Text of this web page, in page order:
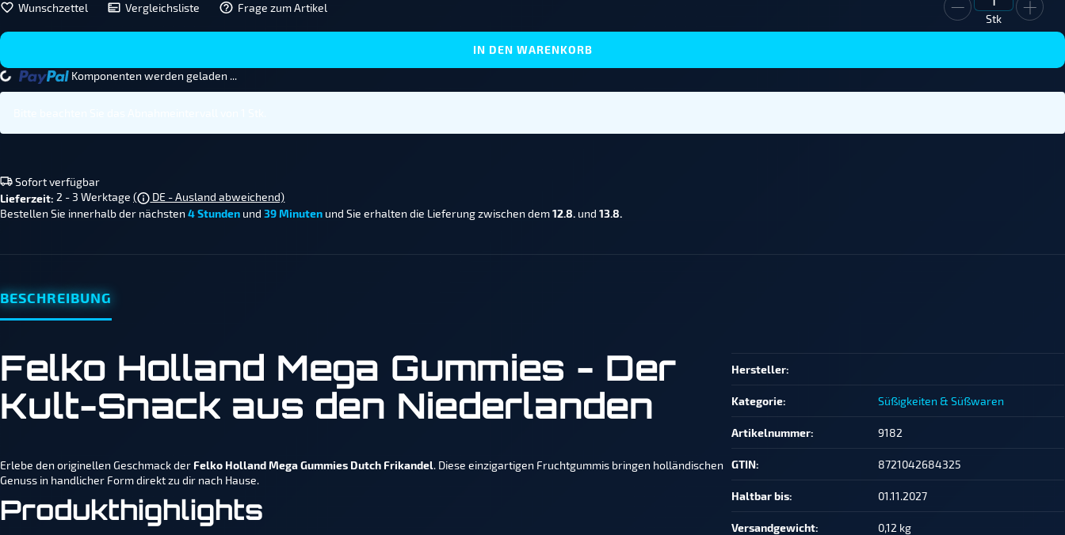
Stk
IN DEN WARENKORB
Loading... Komponenten werden geladen ...
Sofort verfügbar
Lieferzeit: 2 - 3 Werktage (
DE - Ausland abweichend)
Bestellen Sie innerhalb der nächsten 4 Stunden und 39 Minuten und Sie erhalten die Lieferung zwischen dem12.8. und 13.8.
Wunschzettel Vergleichsliste Frage zum Artikel
BESCHREIBUNG
Felko Holland Mega Gummies - Der
Kult-Snack aus den Niederlanden
Erlebe den originellen Geschmack der Felko Holland Mega Gummies Dutch Frikandel. Diese einzigartigen Fruchtgummis bringen holländischen
Genuss in handlicher Form direkt zu dir nach Hause.
Produkthighlights
Produkteigenschaft
Wert
Hersteller:
Kategorie: Süßigkeiten & Süßwaren
Artikelnummer: 9182
GTIN: 8721042684325
Haltbar bis: 01.11.2027
Versandgewicht‍: 0,12 kg